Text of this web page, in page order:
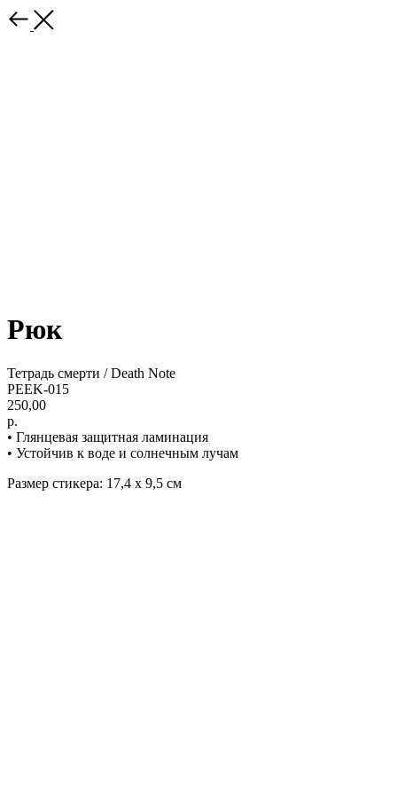
Рюк
Тетрадь смерти / Death Note
PEEK-015
250,00
р.
• Глянцевая защитная ламинация
• Устойчив к воде и солнечным лучам
Размер стикера: 17,4 х 9,5 см